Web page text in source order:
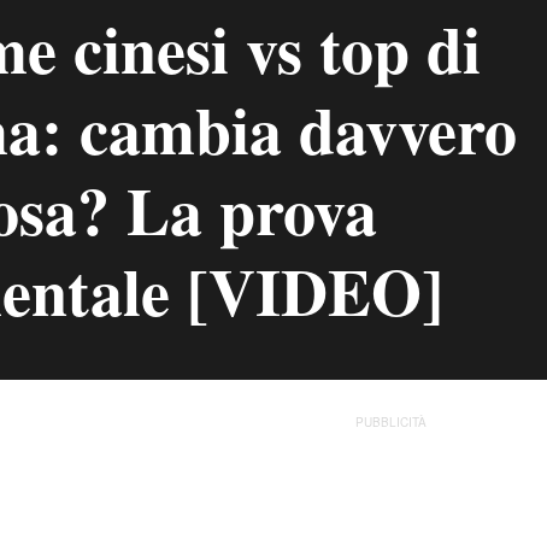
cinesi vs top di
cambia davvero
La prova
[VIDEO]
PUBBLICITÀ